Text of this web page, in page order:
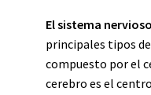
El sistema
principales tipos
compuesto por el
cerebro es el